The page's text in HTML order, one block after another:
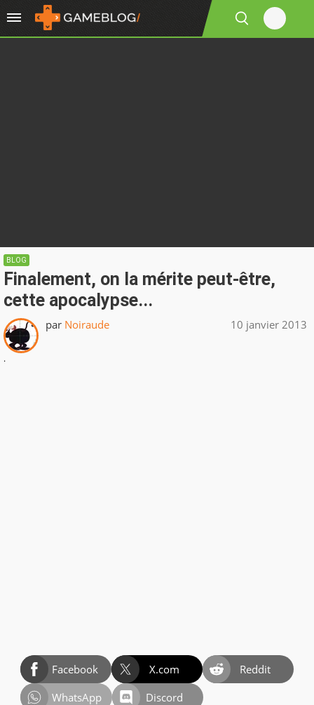
BLOG
Finalement, on la mérite peut-être,
cette apocalypse...
par Noiraude 10 janvier 2013
.
Facebook X.com
Reddit
WhatsApp
Discord